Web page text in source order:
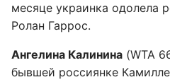
месяце украинка одолела
Ролан Гаррос.
Ангелина Калинина (WTA
бывшей россиянке